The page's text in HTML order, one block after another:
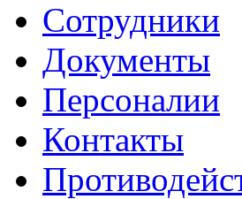
Сотрудники
Документы
Персоналии
Контакты